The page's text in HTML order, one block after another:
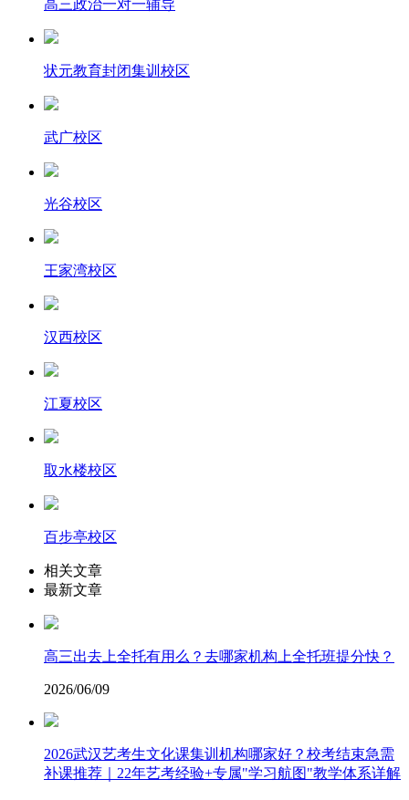
高三政治一对一辅导
状元教育封闭集训校区
武广校区
光谷校区
王家湾校区
汉西校区
江夏校区
取水楼校区
百步亭校区
相关文章
最新文章
高三出去上全托有用么？去哪家机构上全托班提分快？
2026/06/09
2026武汉艺考生文化课集训机构哪家好？校考结束急需
补课推荐｜22年艺考经验+专属"学习航图"教学体系详解